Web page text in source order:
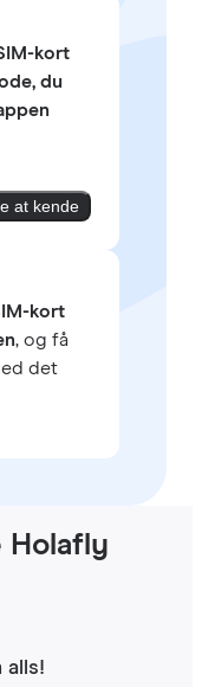
kort
du
at kende
kort
, og få
det
Holafly
alls!